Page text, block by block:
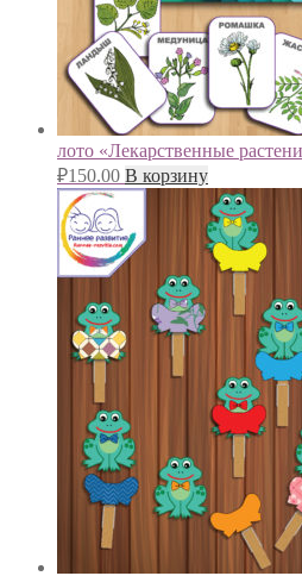
лото «Лекарственные
₽150.00 В корзину